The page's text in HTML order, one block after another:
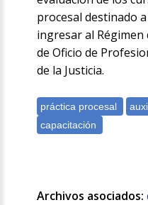
procesal destinado
ingresar al Régimen
de Oficio de
de la Justicia.
Archivos asociados: